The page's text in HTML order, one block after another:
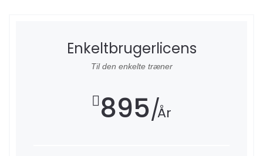
Enkeltbrugerlicens
Til den enkelte træner
895 År